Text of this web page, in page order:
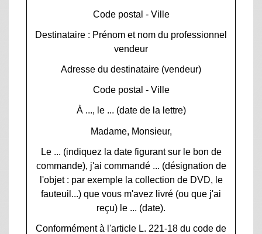
Code postal - Ville
Destinataire : Prénom et nom du professionnel
vendeur
Adresse du destinataire (vendeur)
Code postal - Ville
À ..., le ... (date de la lettre)
Madame, Monsieur,
Le ... (indiquez la date figurant sur le bon de
commande), j'ai commandé ... (désignation de
l'objet : par exemple la collection de DVD, le
fauteuil...) que vous m'avez livré (ou que j'ai
reçu) le ... (date).
Conformément à l'article L. 221-18 du code de